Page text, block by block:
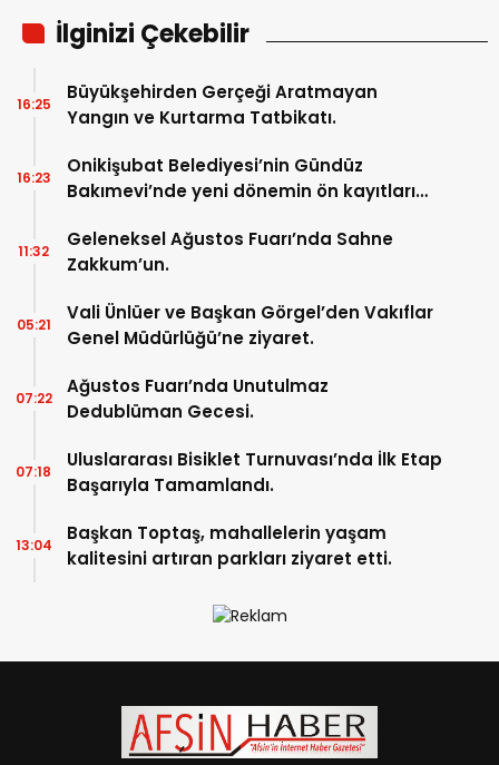
İlginizi Çekebilir
Büyükşehirden Gerçeği Aratmayan
Yangın ve Kurtarma Tatbikatı.
16:25
Onikişubat Belediyesi’nin Gündüz
Bakımevi’nde yeni dönemin ön kayıtları
16:23
Geleneksel Ağustos Fuarı’nda Sahne
Zakkum’un.
11:32
Vali Ünlüer ve Başkan Görgel’den Vakıflar
Genel Müdürlüğü’ne ziyaret.
05:21
Ağustos Fuarı’nda Unutulmaz
Dedublüman Gecesi.
07:22
Uluslararası Bisiklet Turnuvası’nda İlk Etap
Başarıyla Tamamlandı.
07:18
Başkan Toptaş, mahallelerin yaşam
kalitesini artıran parkları ziyaret etti.
13:04